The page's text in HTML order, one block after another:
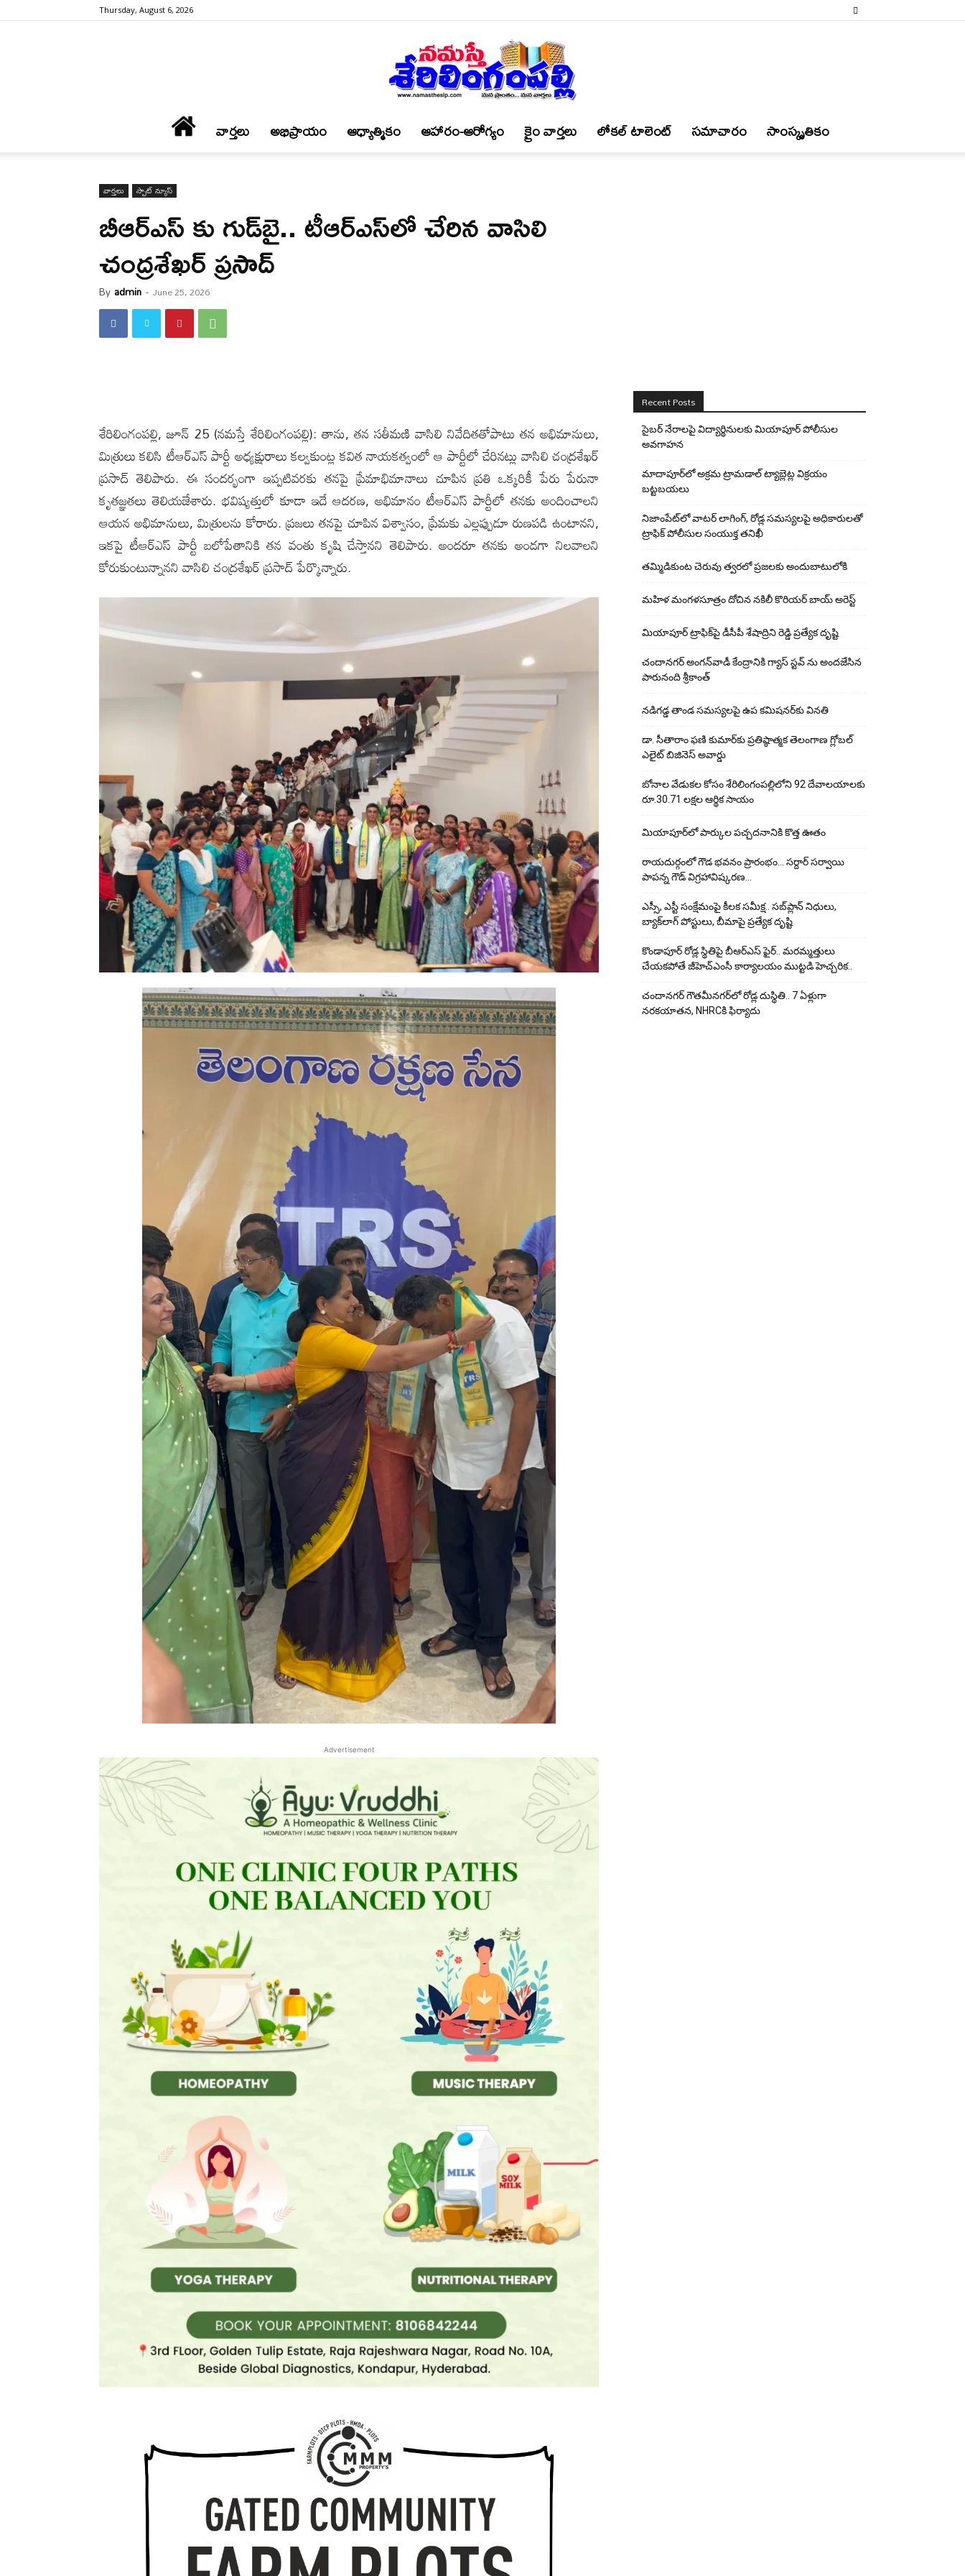
Thursday, August 6, 2026
శేరిలింగంపల్లి
వార్త‌లు అభిప్రాయం ఆధ్యాత్మికం ఆహారం-ఆరోగ్యం క్రైం వార్త‌లు లోకల్ టాలెంట్ స‌మాచారం సాంస్కృతికం
వార్త‌లు స్పాట్ న్యూస్
బీఆర్ఎస్ కు గుడ్‌బై.. టీఆర్ఎస్‌లో చేరిన వాసిలి
చంద్రశేఖర్ ప్రసాద్
By admin - June 25, 2026
శేరిలింగంప‌ల్లి, జూన్ 25 (న‌మ‌స్తే శేరిలింగంప‌ల్లి): తాను, తన సతీమణి వాసిలి నివేదితతోపాటు తన అభిమానులు,
మిత్రులు కలిసి టీఆర్ఎస్ పార్టీ అధ్యక్షురాలు కల్వకుంట్ల కవిత నాయకత్వంలో ఆ పార్టీలో చేరినట్లు వాసిలి చంద్రశేఖర్
ప్రసాద్ తెలిపారు. ఈ సందర్భంగా ఇప్పటివరకు తనపై ప్రేమాభిమానాలు చూపిన ప్రతి ఒక్కరికీ పేరు పేరునా
కృతజ్ఞతలు తెలియజేశారు. భవిష్యత్తులో కూడా ఇదే ఆదరణ, అభిమానం టీఆర్ఎస్ పార్టీలో తనకు అందించాలని
ఆయన అభిమానులు, మిత్రులను కోరారు. ప్ర‌జ‌లు త‌న‌పై చూపిన విశ్వాసం, ప్రేమకు ఎల్లప్పుడూ రుణపడి ఉంటాన‌ని,
ఇకపై టీఆర్ఎస్‌ పార్టీ బలోపేతానికి త‌న‌ వంతు కృషి చేస్తాన‌ని తెలిపారు. అందరూ త‌న‌కు అండగా నిలవాలని
కోరుకుంటున్నాన‌ని వాసిలి చంద్రశేఖర్ ప్రసాద్ పేర్కొన్నారు.
Advertisement
Recent Posts
సైబర్ నేరాలపై విద్యార్థినులకు మియాపూర్ పోలీసుల
అవగాహన
మాదాపూర్‌లో అక్రమ ట్రామడాల్ ట్యాబ్లెట్ల విక్రయం
బట్టబయలు
నిజాంపేట్‌లో వాటర్ లాగింగ్, రోడ్ల సమస్యలపై అధికారులతో
ట్రాఫిక్ పోలీసుల సంయుక్త తనిఖీ
తమ్మిడికుంట చెరువు త్వరలో ప్రజలకు అందుబాటులోకి
మహిళ మంగళసూత్రం దోచిన నకిలీ కొరియర్ బాయ్ అరెస్ట్
మియాపూర్ ట్రాఫిక్‌పై డీసీపీ శేషాద్రిని రెడ్డి ప్రత్యేక దృష్టి
చందానగర్ అంగన్‌వాడీ కేంద్రానికి గ్యాస్ స్టవ్ ను అందజేసిన
పారునంది శ్రీకాంత్
నడిగడ్డ తాండ సమస్యలపై ఉప కమిషనర్‌కు వినతి
డా. సీతారాం ఫణి కుమార్‌కు ప్రతిష్ఠాత్మక తెలంగాణ గ్లోబల్
ఎలైట్ బిజినెస్ అవార్డు
బోనాల వేడుకల కోసం శేరిలింగంపల్లిలోని 92 దేవాలయాలకు
రూ.30.71 లక్షల ఆర్థిక సాయం
మియాపూర్‌లో పార్కుల పచ్చదనానికి కొత్త ఊతం
రాయదుర్గంలో గౌడ భవనం ప్రారంభం… సర్దార్ సర్వాయి
పాపన్న గౌడ్ విగ్రహావిష్కరణ…
ఎస్సీ, ఎస్టీ సంక్షేమంపై కీలక సమీక్ష.. సబ్‌ప్లాన్ నిధులు,
బ్యాక్‌లాగ్ పోస్టులు, బీమాపై ప్రత్యేక దృష్టి
కొండాపూర్ రోడ్ల స్థితిపై బీఆర్ఎస్ ఫైర్.. మరమ్మత్తులు
చేయ‌క‌పోతే జీహెచ్‌ఎంసీ కార్యాలయం ముట్టడి హెచ్చరిక..
చందానగర్ గౌతమీనగర్‌లో రోడ్ల దుస్థితి.. 7 ఏళ్లుగా
నరకయాతన, NHRCకి ఫిర్యాదు